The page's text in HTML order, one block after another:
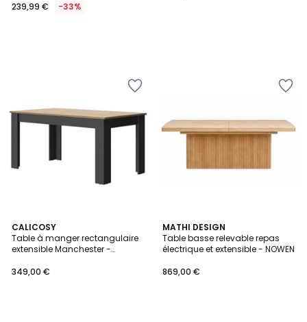
239,99 € -33%
CALICOSY
Table à manger rectangulaire
extensible Manchester -
349,00 €
MATHI DESIGN
Table basse relevable repas
électrique et extensible - NOWEN
869,00 €